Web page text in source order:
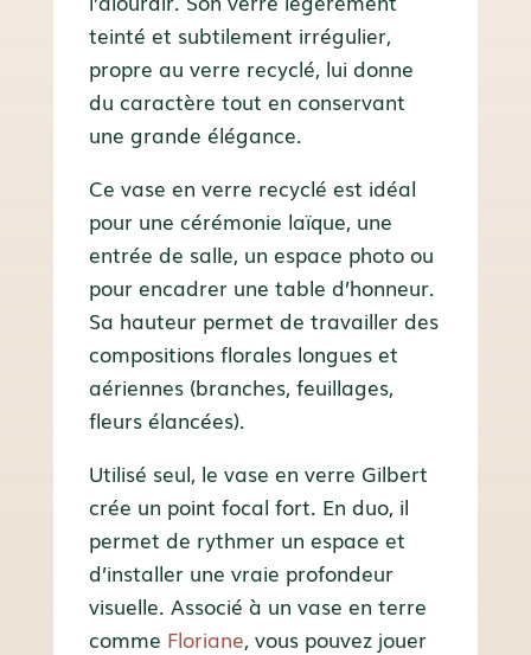
teinté et subtilement irrégulier,
propre au verre recyclé, lui donne
du caractère tout en conservant
une grande élégance.
Ce vase en verre recyclé est idéal
pour une cérémonie laïque, une
entrée de salle, un espace photo ou
pour encadrer une table d’honneur.
Sa hauteur permet de travailler des
compositions florales longues et
aériennes (branches, feuillages,
fleurs élancées).
Utilisé seul, le vase en verre Gilbert
crée un point focal fort. En duo, il
permet de rythmer un espace et
d’installer une vraie profondeur
visuelle. Associé à un vase en terre
comme Floriane, vous pouvez jouer